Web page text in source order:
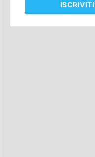
ISCRIVITI